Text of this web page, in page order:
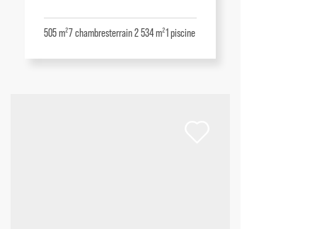
505 m²7chambresterrain 2 534 m²1piscine